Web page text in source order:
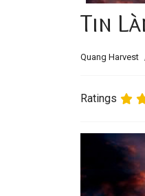
Tin
Quang Harvest
Ratings